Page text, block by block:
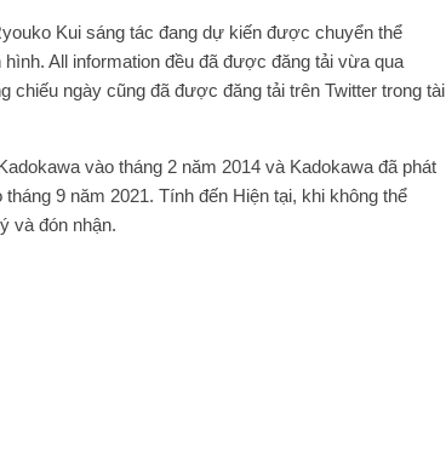
Kui sáng tác đang dự kiến ​​được chuyển thể
All information đều đã được đăng tải vừa qua
chiếu ngày cũng đã được đăng tải trên Twitter trong tài
vào tháng 2 năm 2014 và Kadokawa đã phát
9 năm 2021. Tính đến Hiện tại, khi không thể
và đón nhận.